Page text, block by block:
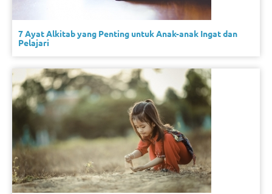
7 Ayat Alkitab yang Penting untuk Anak-anak Ingat dan
Pelajari